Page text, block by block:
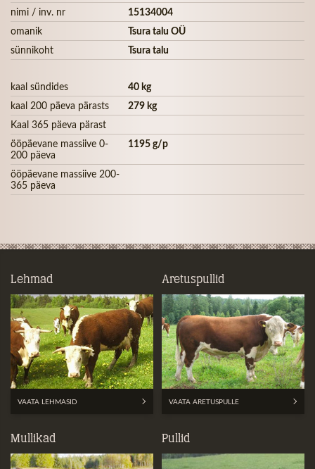
nimi / inv. nr
15134004
omanik
Tsura talu OÜ
sünnikoht
Tsura talu
kaal sündides
40 kg
kaal 200 päeva pärasts
279 kg
Kaal 365 päeva pärast
ööpäevane massiive 0-
200 päeva
1195 g/p
ööpäevane massiive 200-
365 päeva
Lehmad
VAATA LEHMASID
Aretuspullid
VAATA ARETUSPULLE
Mullikad Pullid